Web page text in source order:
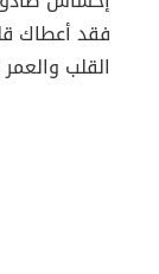
فقد أعطاك
القلب